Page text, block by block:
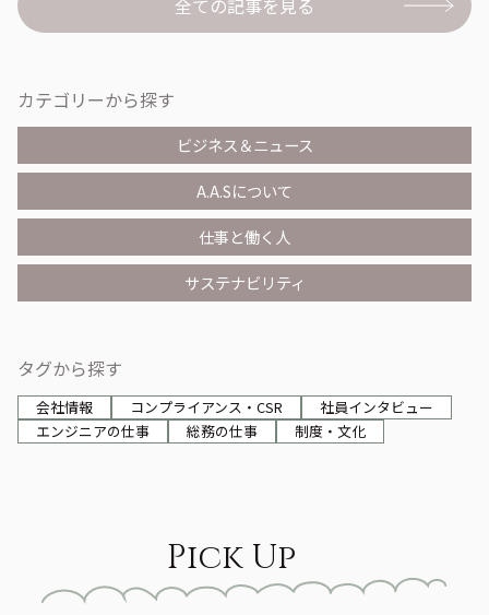
全ての記事を見る
カテゴリーから探す
ビジネス＆ニュース
A.A.Sについて
仕事と働く人
サステナビリティ
タグから探す
会社情報 コンプライアンス・CSR
社員インタビュー
エンジニアの仕事
総務の仕事 制度・文化
Pick Up